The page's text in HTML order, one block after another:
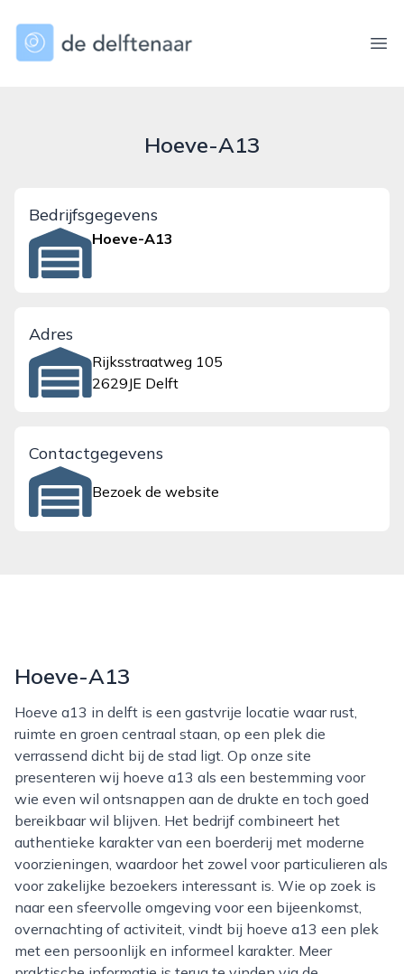
dedelftenaar.nl
Hoeve-A13
Bedrijfsgegevens
Hoeve-A13
Adres
Rijksstraatweg 105
2629JE Delft
Contactgegevens
Bezoek de website
Hoeve-A13
Hoeve a13 in delft is een gastvrije locatie waar rust,
ruimte en groen centraal staan, op een plek die
verrassend dicht bij de stad ligt. Op onze site
presenteren wij hoeve a13 als een bestemming voor
wie even wil ontsnappen aan de drukte en toch goed
bereikbaar wil blijven. Het bedrijf combineert het
authentieke karakter van een boerderij met moderne
voorzieningen, waardoor het zowel voor particulieren als
voor zakelijke bezoekers interessant is. Wie op zoek is
naar een sfeervolle omgeving voor een bijeenkomst,
overnachting of activiteit, vindt bij hoeve a13 een plek
met een persoonlijk en informeel karakter. Meer